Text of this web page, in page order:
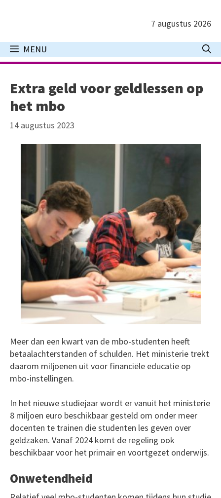
inhoud
7 augustus 2026
MENU
Extra geld voor geldlessen op
het mbo
14 augustus 2023
Meer dan een kwart van de mbo-studenten heeft
betaalachterstanden of schulden. Het ministerie trekt
daarom miljoenen uit voor financiële educatie op
mbo-instellingen.
In het nieuwe studiejaar wordt er vanuit het ministerie
8 miljoen euro beschikbaar gesteld om onder meer
docenten te trainen die studenten les geven over
geldzaken. Vanaf 2024 komt de regeling ook
beschikbaar voor het primair en voortgezet onderwijs.
Onwetendheid